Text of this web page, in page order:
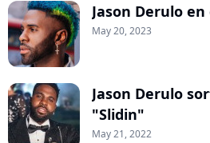
Jason Derulo
May 20, 2023
Jason Derulo
"Slidin"
May 21, 2022